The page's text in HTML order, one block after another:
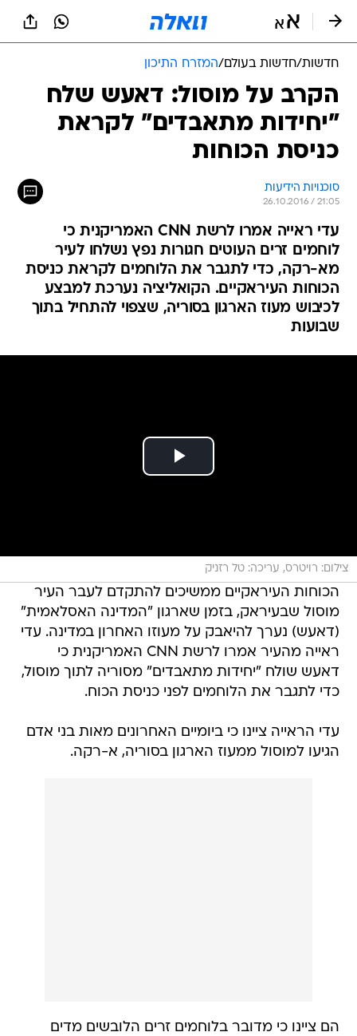
חדשות/חדשות בעולם/המזרח התיכון
הקרב על מוסול: דאעש שלח
"יחידות מתאבדים" לקראת
כניסת הכוחות
סוכנויות הידיעות
26.10.2016 / 21:05
עדי ראייה אמרו לרשת CNN האמריקנית כי
לוחמים זרים העוטים חגורות נפץ נשלחו לעיר
מא-רקה, כדי לתגבר את הלוחמים לקראת כניסת
הכוחות העיראקיים. הקואליציה נערכת למבצע
לכיבוש מעוז הארגון בסוריה, שצפוי להתחיל בתוך
שבועות
צילום: רויטרס, עריכה: טל רזניק
הכוחות העיראקיים ממשיכים להתקדם לעבר העיר
מוסול שבעיראק, בזמן שארגון "המדינה האסלאמית"
(דאעש) נערך להיאבק על מעוזו האחרון במדינה. עדי
ראייה מהעיר אמרו לרשת CNN האמריקנית כי
דאעש שולח "יחידות מתאבדים" מסוריה לתוך מוסול,
כדי לתגבר את הלוחמים לפני כניסת הכוח.
עדי הראייה ציינו כי ביומיים האחרונים מאות בני אדם
הגיעו למוסול ממעוז הארגון בסוריה, א-רקה.
הם ציינו כי מדובר בלוחמים זרים הלובשים מדים